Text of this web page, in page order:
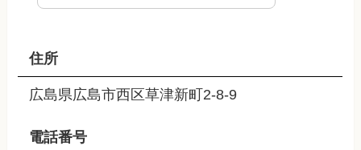
住所
広島県広島市西区草津新町2-8-9
電話番号